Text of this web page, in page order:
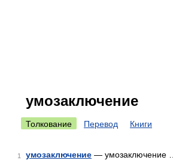
умозаключение
Толкование Перевод Книги
1 умозаключение — умозаключение …